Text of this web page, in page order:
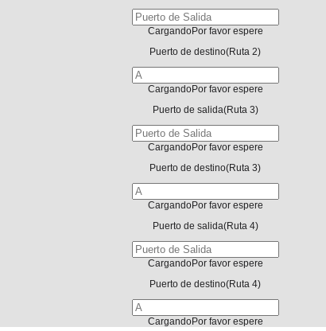
CargandoPor favor espere
Puerto de destino(Ruta 2)
CargandoPor favor espere
Puerto de salida(Ruta 3)
CargandoPor favor espere
Puerto de destino(Ruta 3)
CargandoPor favor espere
Puerto de salida(Ruta 4)
CargandoPor favor espere
Puerto de destino(Ruta 4)
CargandoPor favor espere